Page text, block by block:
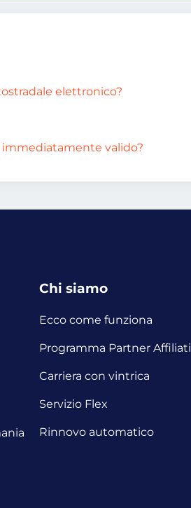
elettronico?
immediatamente valido?
Chi siamo
Ecco come funziona
Programma Partner Affiliati
Carriera con vintrica
Servizio Flex
Rinnovo automatico